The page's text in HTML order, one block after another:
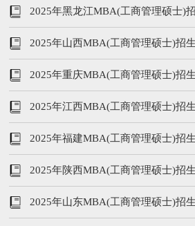
等汇总
2025年黑龙江MBA(工商管理硕士)
线等汇总
2025年山西MBA(工商管理硕士)招
等汇总
2025年重庆MBA(工商管理硕士)招
等汇总
2025年江西MBA(工商管理硕士)招
等汇总
2025年福建MBA(工商管理硕士)招
等汇总
2025年陕西MBA(工商管理硕士)招
等汇总
2025年山东MBA(工商管理硕士)招